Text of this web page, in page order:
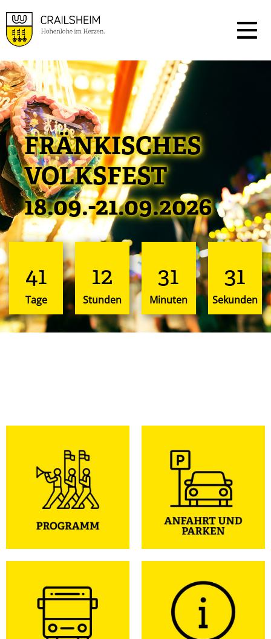
FRÄNKISCHES
VOLKSFEST
18.09.-21.09.2026
41
Tage
12
Stunden
31
Minuten
30
Sekunden